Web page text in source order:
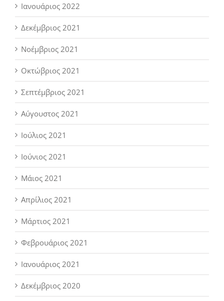
Ιανουάριος 2022
Δεκέμβριος 2021
Νοέμβριος 2021
Οκτώβριος 2021
Σεπτέμβριος 2021
Αύγουστος 2021
Ιούλιος 2021
Ιούνιος 2021
Μάιος 2021
Απρίλιος 2021
Μάρτιος 2021
Φεβρουάριος 2021
Ιανουάριος 2021
Δεκέμβριος 2020